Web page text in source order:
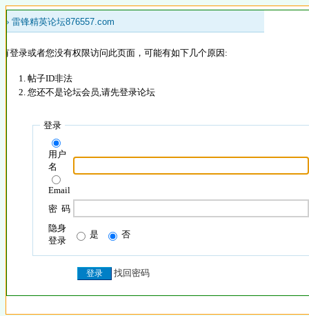
» 雷锋精英论坛876557.com
登录或者您没有权限访问此页面，可能有如下几个原因:
帖子ID非法
您还不是论坛会员,请先登录论坛
登录
用户
名
Email
密 码
隐身
登录
是 否
找回密码